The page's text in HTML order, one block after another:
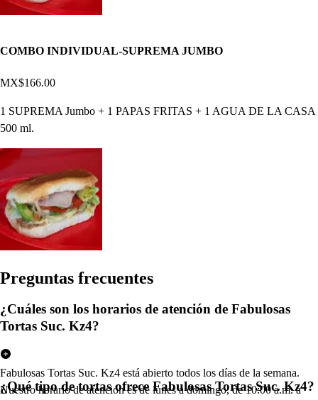
COMBO INDIVIDUAL-SUPREMA JUMBO
MX$166.00
1 SUPREMA Jumbo + 1 PAPAS FRITAS + 1 AGUA DE LA CASA
500 ml.
Preguntas frecuentes
¿Cuáles son los horarios de atención de Fabulosas
Tortas Suc. Kz4?
Fabulosas Tortas Suc. Kz4 está abierto todos los días de la semana.
Nuestro horario de atención es de lunes a domingo, de 10:00 a.m. a
¿Qué tipo de tortas ofrece Fabulosas Tortas Suc. Kz4?